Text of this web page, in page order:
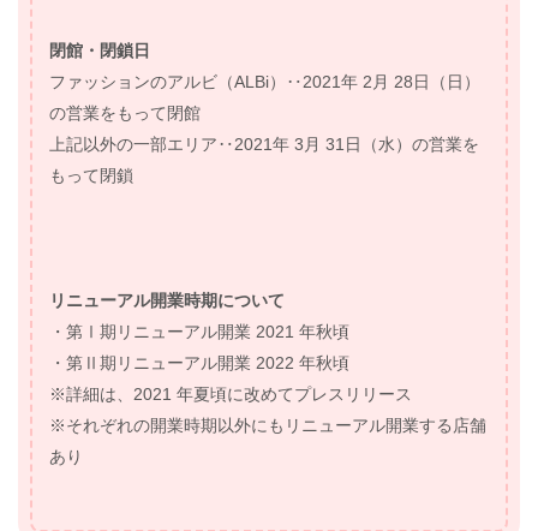
閉館・閉鎖日
ファッションのアルビ（ALBi）‥2021年 2月 28日（日）
の営業をもって閉館
上記以外の一部エリア‥2021年 3月 31日（水）の営業を
もって閉鎖
リニューアル開業時期について
・第Ⅰ期リニューアル開業 2021 年秋頃
・第Ⅱ期リニューアル開業 2022 年秋頃
※詳細は、2021 年夏頃に改めてプレスリリース
※それぞれの開業時期以外にもリニューアル開業する店舗
あり